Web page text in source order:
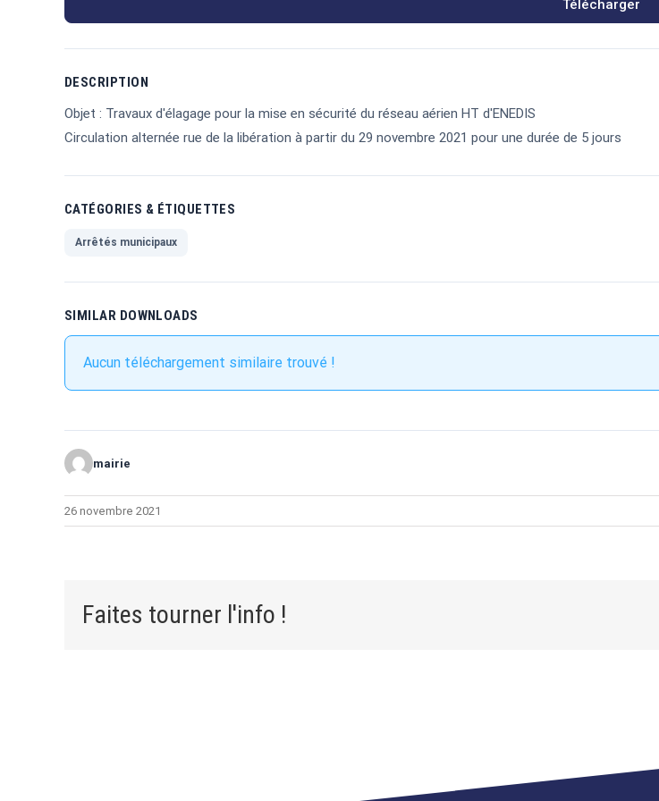
Télécharger
DESCRIPTION
Objet : Travaux d'élagage pour la mise en sécurité du réseau aérien HT d'ENEDIS
Circulation alternée rue de la libération à partir du 29 novembre 2021 pour une durée de 5 jours
CATÉGORIES & ÉTIQUETTES
Arrêtés municipaux
SIMILAR DOWNLOADS
Aucun téléchargement similaire trouvé !
mairie
26 novembre 2021
Faites tourner l'info !